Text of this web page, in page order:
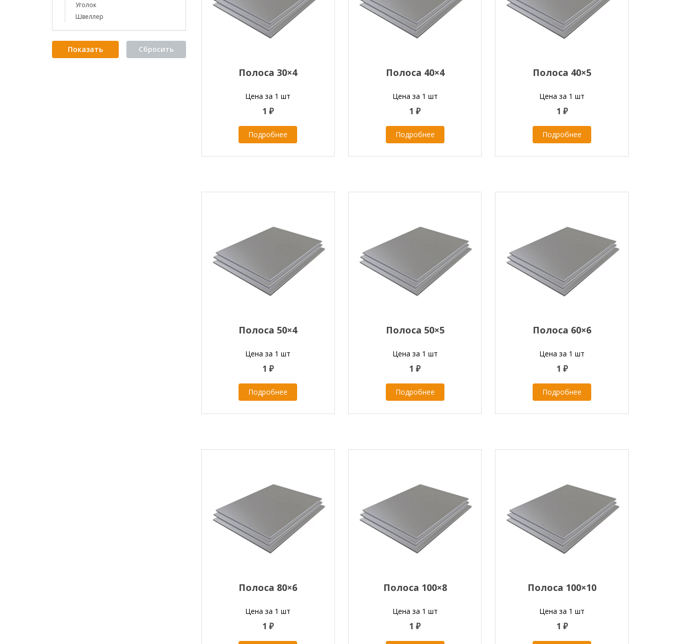
Уголок
Швеллер
Полоса 30×4
Цена за 1 шт
1 ₽
Подробнее
Полоса 40×4
Цена за 1 шт
1 ₽
Подробнее
Полоса 40×5
Цена за 1 шт
1 ₽
Подробнее
Полоса 50×4
Цена за 1 шт
1 ₽
Подробнее
Полоса 50×5
Цена за 1 шт
1 ₽
Подробнее
Полоса 60×6
Цена за 1 шт
1 ₽
Подробнее
Полоса 80×6
Цена за 1 шт
1 ₽
Полоса 100×8
Цена за 1 шт
1 ₽
Полоса 100×10
Цена за 1 шт
1 ₽